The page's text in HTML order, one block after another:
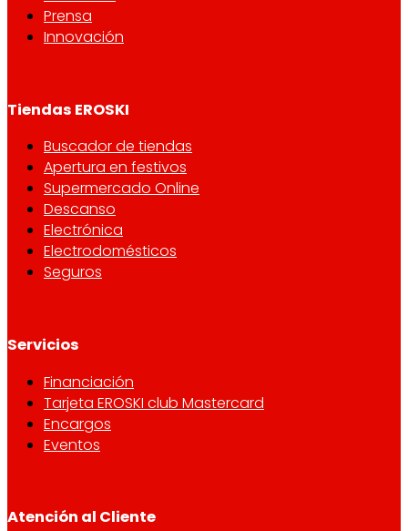
Prensa
Innovación
Tiendas EROSKI
Buscador de tiendas
Apertura en festivos
Supermercado Online
Descanso
Electrónica
Electrodomésticos
Seguros
Servicios
Financiación
Tarjeta EROSKI club Mastercard
Encargos
Eventos
Atención al Cliente